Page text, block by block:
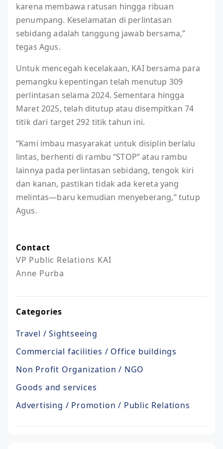
karena membawa ratusan hingga ribuan
penumpang. Keselamatan di perlintasan
sebidang adalah tanggung jawab bersama,”
tegas Agus.
Untuk mencegah kecelakaan, KAI bersama para
pemangku kepentingan telah menutup 309
perlintasan selama 2024. Sementara hingga
Maret 2025, telah ditutup atau disempitkan 74
titik dari target 292 titik tahun ini.
“Kami imbau masyarakat untuk disiplin berlalu
lintas, berhenti di rambu “STOP” atau rambu
lainnya pada perlintasan sebidang, tengok kiri
dan kanan, pastikan tidak ada kereta yang
melintas—baru kemudian menyeberang,” tutup
Agus.
Contact
VP Public Relations KAI
Anne Purba
Categories
Travel / Sightseeing
Commercial facilities / Office buildings
Non Profit Organization / NGO
Goods and services
Advertising / Promotion / Public Relations